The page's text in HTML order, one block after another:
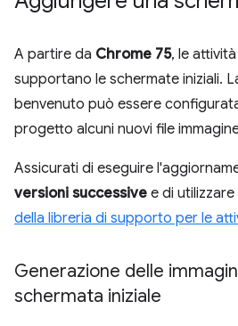
A partire da Chrome 75, le
supportano le schermate iniziali.
benvenuto può essere
progetto alcuni nuovi file
Assicurati di eseguire
versioni successive e di utilizzare
della libreria di supporto per le
Generazione delle
schermata iniziale